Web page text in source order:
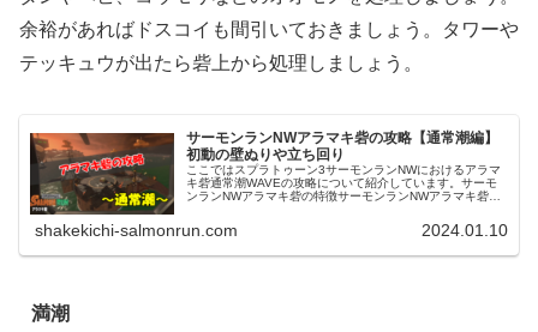
余裕があればドスコイも間引いておきましょう。タワーや
テッキュウが出たら砦上から処理しましょう。
サーモンランNWアラマキ砦の攻略【通常潮編】
初動の壁ぬりや立ち回り
ここではスプラトゥーン3サーモンランNWにおけるアラマ
キ砦通常潮WAVEの攻略について紹介しています。サーモ
ンランNWアラマキ砦の特徴サーモンランNWアラマキ砦
shakekichi-salmonrun.com 2024.01.10
満潮